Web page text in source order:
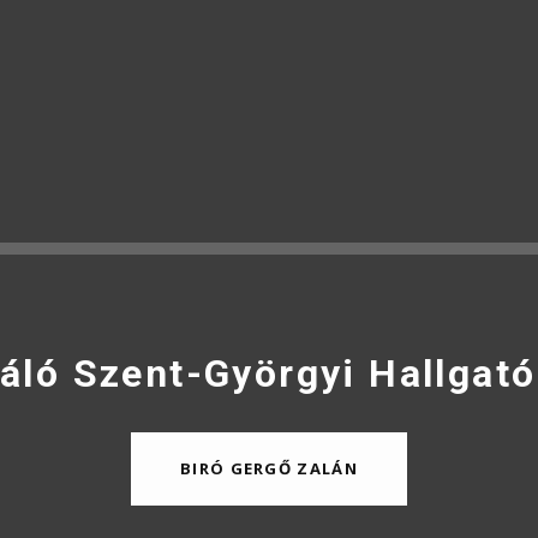
Szent-Györgyi
BIRÓ GERGŐ ZALÁN